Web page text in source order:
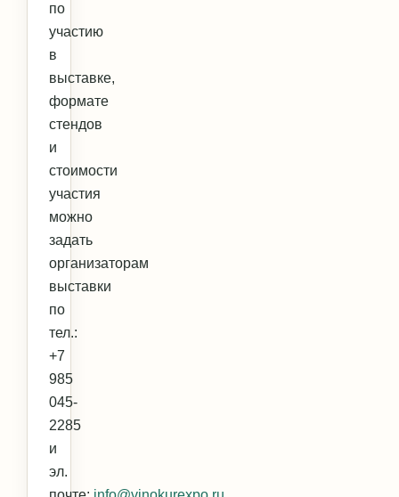
по
участию
в
выставке,
формате
стендов
и
стоимости
участия
можно
задать
организаторам
выставки
по
тел.:
+7
985
045-
2285
и
эл.